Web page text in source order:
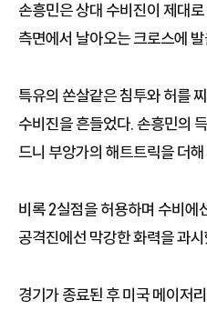
손흥민은 상대 수비진이 제대
측면에서 날아오는 크로스에
특유의 쏜살같은 침투와 허를
수비진을 흔들었다. 손흥민의
드니 부앙가의 해트트릭을 더
비록 2실점을 허용하며 수비에
공격진에선 막강한 화력을 과
경기가 종료된 후 미국 메이저